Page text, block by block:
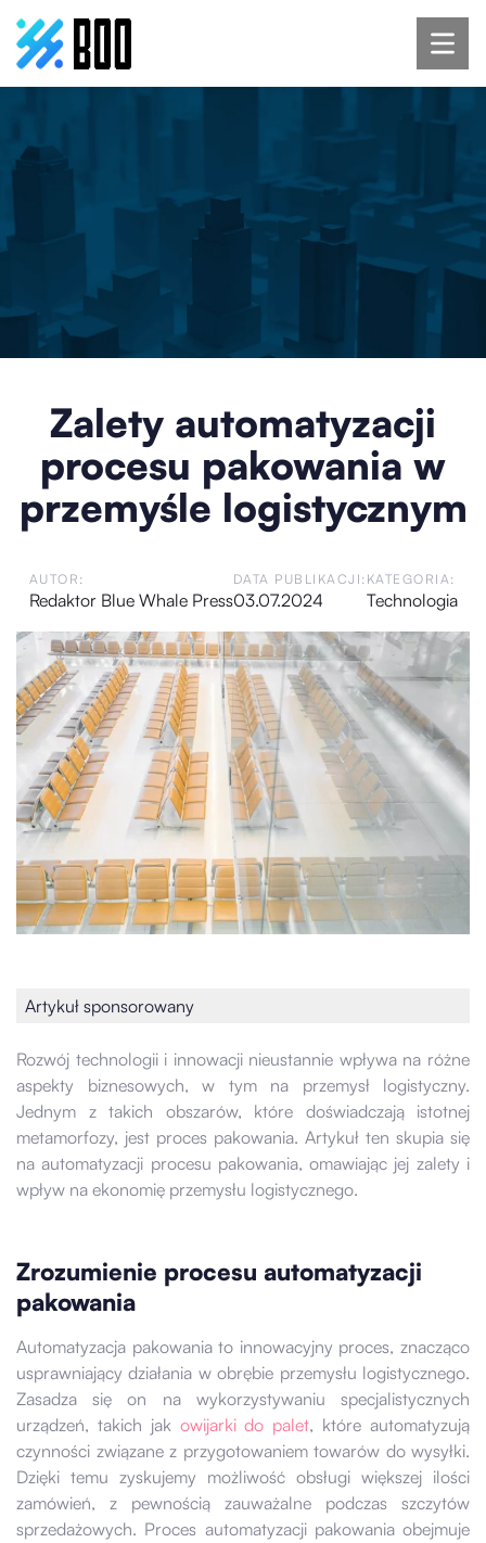
Zalety automatyzacji
procesu pakowania w
przemyśle logistycznym
AUTOR:
Redaktor Blue Whale Press
DATA PUBLIKACJI:
03.07.2024
KATEGORIA:
Technologia
Artykuł sponsorowany
Rozwój technologii i innowacji nieustannie wpływa na różne
aspekty biznesowych, w tym na przemysł logistyczny.
Jednym z takich obszarów, które doświadczają istotnej
metamorfozy, jest proces pakowania. Artykuł ten skupia się
na automatyzacji procesu pakowania, omawiając jej zalety i
wpływ na ekonomię przemysłu logistycznego.
Zrozumienie procesu automatyzacji
pakowania
Automatyzacja pakowania to innowacyjny proces, znacząco
usprawniający działania w obrębie przemysłu logistycznego.
Zasadza się on na wykorzystywaniu specjalistycznych
urządzeń, takich jak owijarki do palet, które automatyzują
czynności związane z przygotowaniem towarów do wysyłki.
Dzięki temu zyskujemy możliwość obsługi większej ilości
zamówień, z pewnością zauważalne podczas szczytów
sprzedażowych. Proces automatyzacji pakowania obejmuje